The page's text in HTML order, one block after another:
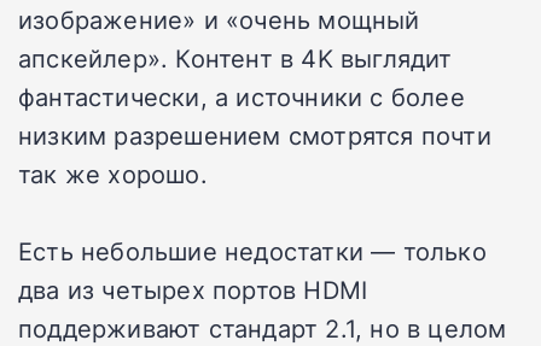
изображение» и «очень мощный
апскейлер». Контент в 4K выглядит
фантастически, а источники с более
низким разрешением смотрятся почти
так же хорошо.
Есть небольшие недостатки — только
два из четырех портов HDMI
поддерживают стандарт 2.1, но в целом